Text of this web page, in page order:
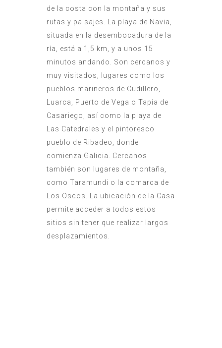
de la costa con la montaña y sus
rutas y paisajes. La playa de Navia,
situada en la desembocadura de la
ría, está a 1,5 km, y a unos 15
minutos andando. Son cercanos y
muy visitados, lugares como los
pueblos marineros de Cudillero,
Luarca, Puerto de Vega o Tapia de
Casariego, así como la playa de
Las Catedrales y el pintoresco
pueblo de Ribadeo, donde
comienza Galicia. Cercanos
también son lugares de montaña,
como Taramundi o la comarca de
Los Oscos. La ubicación de la Casa
permite acceder a todos estos
sitios sin tener que realizar largos
desplazamientos.